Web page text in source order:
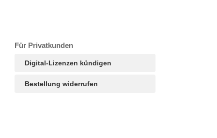
Für Privatkunden
Digital-Lizenzen kündigen
Bestellung widerrufen